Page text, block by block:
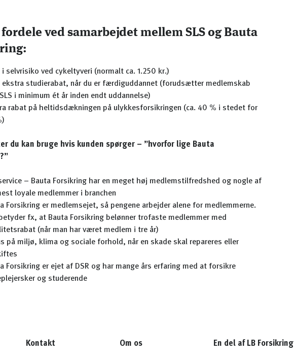
ved samarbejdet mellem SLS og Bauta
i selvrisiko ved cykeltyveri (normalt ca. 1.250 kr.)
ekstra studierabat, når du er færdiguddannet (forudsætter medlemskab
i minimum ét år inden endt uddannelse)
rabat på heltidsdækningen på ulykkesforsikringen (ca. 40 % i stedet for
du kan bruge hvis kunden spørger – ”hvorfor lige Bauta
– Bauta Forsikring har en meget høj medlemstilfredshed og nogle af
loyale medlemmer i branchen
Forsikring er medlemsejet, så pengene arbejder alene for medlemmerne.
fx, at Bauta Forsikring belønner trofaste medlemmer med
(når man har været medlem i tre år)
på miljø, klima og sociale forhold, når en skade skal repareres eller
Forsikring er ejet af DSR og har mange års erfaring med at forsikre
og studerende
Kontakt Om os En del af LB Forsikring